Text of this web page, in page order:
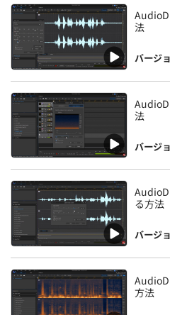
法
バージ
法
バージ
る方法
バージ
方法